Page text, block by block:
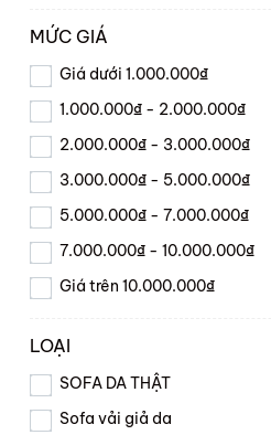
MỨC GIÁ
Giá dưới 1.000.000₫
1.000.000₫ - 2.000.000₫
2.000.000₫ - 3.000.000₫
3.000.000₫ - 5.000.000₫
5.000.000₫ - 7.000.000₫
7.000.000₫ - 10.000.000₫
Giá trên 10.000.000₫
LOẠI
SOFA DA THẬT
Sofa vải giả da